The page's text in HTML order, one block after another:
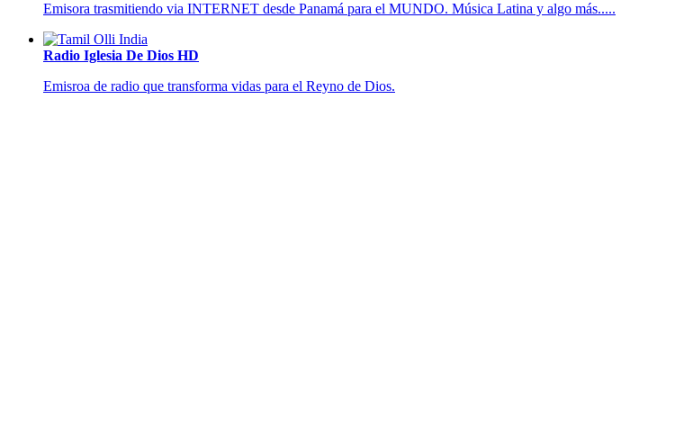
Emisora trasmitiendo via INTERNET desde Panamá para el MUNDO. Música Latina y algo más.....
Radio Iglesia De Dios HD
Emisroa de radio que transforma vidas para el Reyno de Dios.